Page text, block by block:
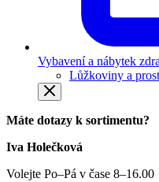
Vybavení a nábytek
Lůžkoviny a
Máte dotazy k sortimentu?
Iva Holečková
Volejte Po–Pá v čase 8–16.00